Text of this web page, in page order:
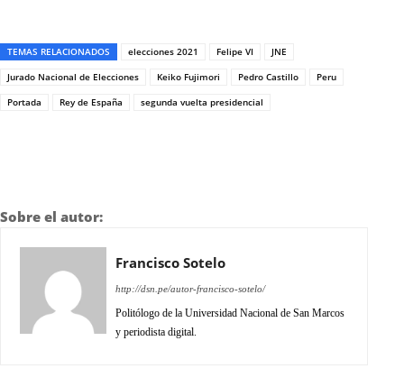
TEMAS RELACIONADOS elecciones 2021 Felipe VI
JNE
Jurado Nacional de Elecciones
Keiko Fujimori Pedro Castillo
Peru
Portada
Rey de España segunda vuelta presidencial
Sobre el autor:
Francisco Sotelo
http://dsn.pe/autor-francisco-sotelo/
Politólogo de la Universidad Nacional de San Marcos
y periodista digital.